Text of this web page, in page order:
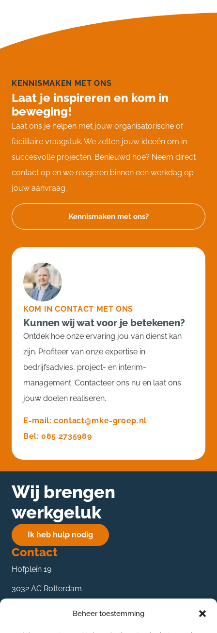
Beheer toestemming
KENNISMAKEN MET ONS
Laat je inspireren en kom in
beweging!
Laat ons je helpen met jouw organisatorische of
facilitaire vraagstuk. We zetten jouw ideeën om in
succesvolle projecten. Benieuwd hoe? Neem direct
contact op en we reageren binnen een werkdag op
jouw aanvraag.
Kennismaken met ons?
KOM IN CONTACT MET ONS
Kunnen wij wat voor je betekenen?
Ontdek hoe onze ervaring jou van dienst kan
zijn. Profiteer van onze expertise in
bedrijfsadvies, project- en interim-
management. Contacteer ons nu en laat ons
jouw doelen realiseren.
E-mail: contact@mke-groep.nl
Bel: 085 2735989
Wij brengen
werkgeluk
Ik heb hulp nodig
Contact
Hofplein 19
3032 AC Rotterdam